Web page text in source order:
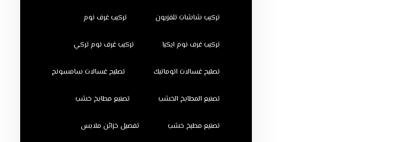
تركيب شاشات تلفزيون تركيب غرف نوم
تركيب غرف نوم ايكيا تركيب غرف نوم تركي
تصليح غسالات اتوماتيك تصليح غسالات سامسونج
تصنيع المطابخ الخشب تصنيع مطابخ خشب
تصنيع مطبخ خشب تفصيل خزائن ملابس